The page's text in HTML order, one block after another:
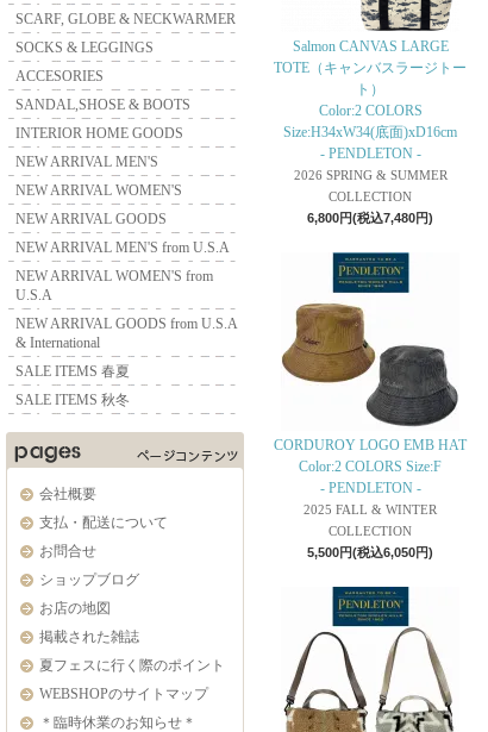
SCARF, GLOBE & NECKWARMER
SOCKS & LEGGINGS
ACCESORIES
SANDAL,SHOSE & BOOTS
INTERIOR HOME GOODS
NEW ARRIVAL MEN'S
NEW ARRIVAL WOMEN'S
NEW ARRIVAL GOODS
NEW ARRIVAL MEN'S from U.S.A
NEW ARRIVAL WOMEN'S from
U.S.A
NEW ARRIVAL GOODS from U.S.A
& International
SALE ITEMS 春夏
SALE ITEMS 秋冬
会社概要
支払・配送について
お問合せ
ショップブログ
お店の地図
掲載された雑誌
夏フェスに行く際のポイント
WEBSHOPのサイトマップ
＊臨時休業のお知らせ＊
Salmon CANVAS LARGE
TOTE（キャンバスラージトー
ト）
Color:2 COLORS
Size:H34xW34(底面)xD16cm
- PENDLETON -
2026 SPRING & SUMMER
COLLECTION
6,800円(税込7,480円)
CORDUROY LOGO EMB HAT
Color:2 COLORS Size:F
- PENDLETON -
2025 FALL & WINTER
COLLECTION
5,500円(税込6,050円)